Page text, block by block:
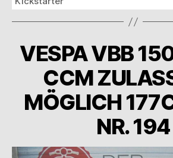
VESPA VBB
CCM
MÖGLICH
NR. 194